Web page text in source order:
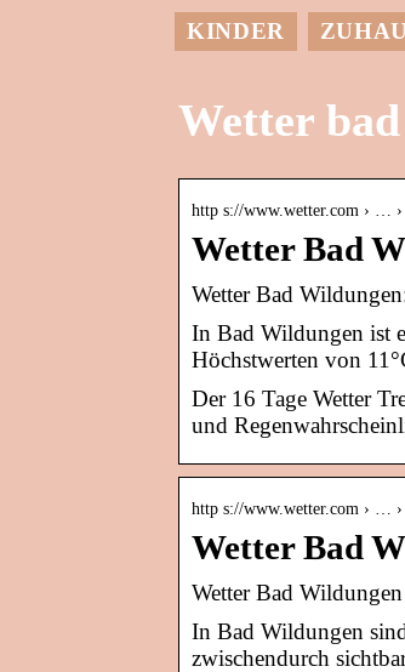
KINDER
Wetter
http s://www.wetter.com › … ›
Wetter Bad
Wetter Bad
In Bad Wildungen ist
Höchstwerten von
Der 16 Tage Wetter
und
http s://www.wetter.com › … ›
Wetter Bad
Wetter Bad
In Bad Wildungen
zwischendurch